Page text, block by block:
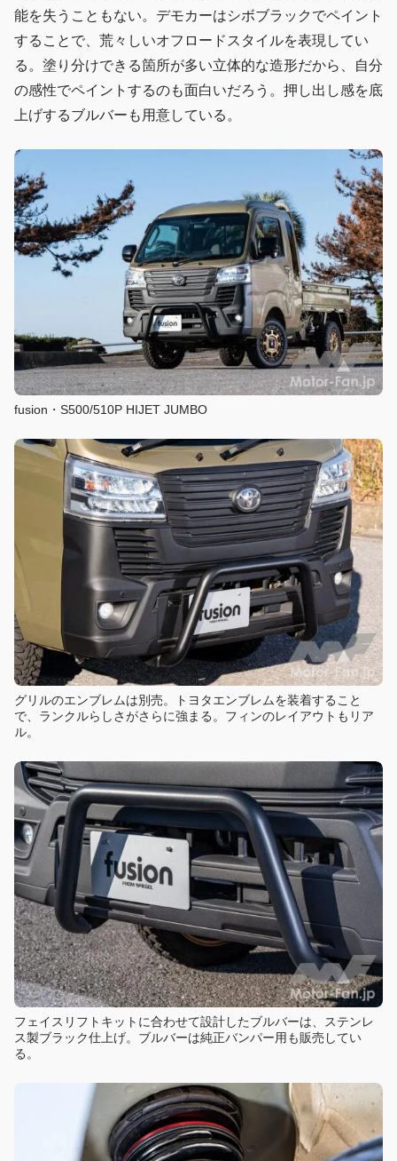
能を失うこともない。デモカーはシボブラックでペイント
することで、荒々しいオフロードスタイルを表現してい
る。塗り分けできる箇所が多い立体的な造形だから、自分
の感性でペイントするのも面白いだろう。押し出し感を底
上げするブルバーも用意している。
fusion・S500/510P HIJET JUMBO
グリルのエンブレムは別売。トヨタエンブレムを装着すること
で、ランクルらしさがさらに強まる。フィンのレイアウトもリア
ル。
フェイスリフトキットに合わせて設計したブルバーは、ステンレ
ス製ブラック仕上げ。ブルバーは純正バンパー用も販売してい
る。